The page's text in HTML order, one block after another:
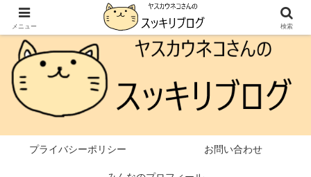
本ページはプロモーションが含まれています
プライバシーポリシー お問い合わせ
メニュー 検索